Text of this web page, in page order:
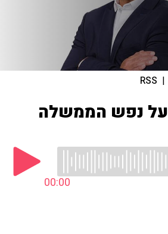
|
RSS
נפש הממשלה
00:00